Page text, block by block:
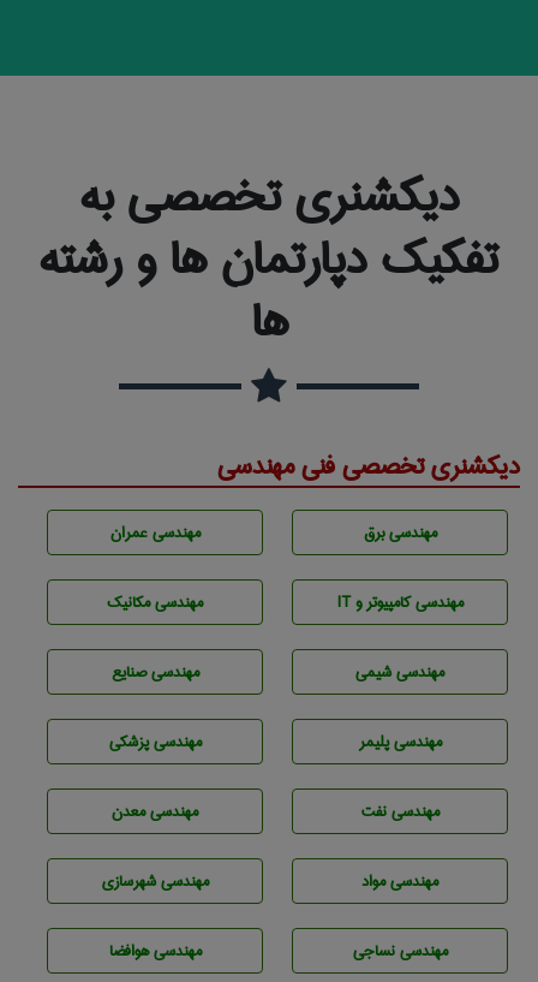
دیکشنری تخصصی به
تفکیک دپارتمان ها و رشته
ها
دیکشنری تخصصی فنی مهندسی
مهندسی برق مهندسی عمران
مهندسی كامپيوتر و IT مهندسی مکانیک
مهندسي شيمی مهندسی صنايع
مهندسی پليمر مهندسی پزشکی
مهندسی نفت مهندسی معدن
مهندسی مواد مهندسی شهرسازی
مهندسي نساجی مهندسی هوافضا